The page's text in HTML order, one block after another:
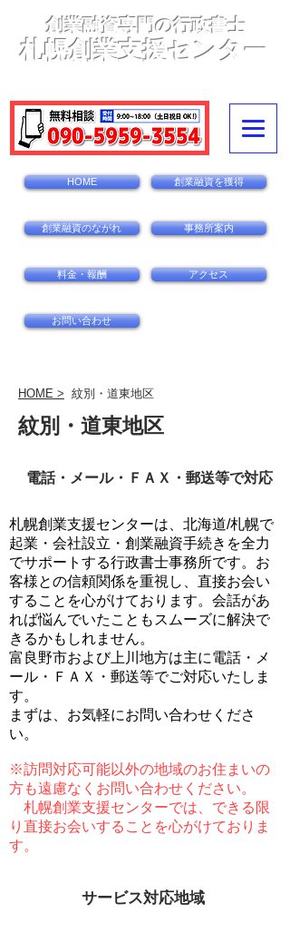
創業融資専門の行政書士
札幌創業支援センター
HOME
創業融資のながれ
料金・報酬
お問い合わせ
創業融資を獲得
事務所案内
アクセス
HOME > 紋別・道東地区
紋別・道東地区
電話・メール・ＦＡＸ・郵送等で対応
札幌創業支援センターは、北海道/札幌で
起業・会社設立・創業融資手続きを全力
でサポートする行政書士事務所です。お
客様との信頼関係を重視し、直接お会い
することを心がけております。会話があ
れば悩んでいたこともスムーズに解決で
きるかもしれません。
富良野市および上川地方は主に電話・メ
ール・ＦＡＸ・郵送等でご対応いたしま
す。
まずは、お気軽にお問い合わせくださ
い。
※訪問対応可能以外の地域のお住まいの
方も遠慮なくお問い合わせください。
札幌創業支援センターでは、できる限
り直接お会いすることを心がけておりま
す。
サービス対応地域